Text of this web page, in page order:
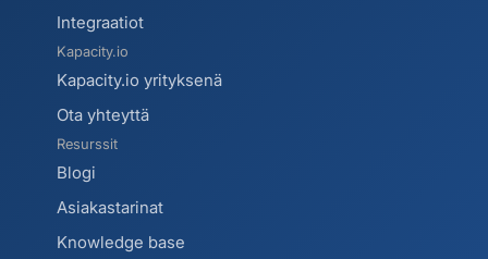
Integraatiot
Kapacity.io
Kapacity.io yrityksenä
Ota yhteyttä
Resurssit
Blogi
Asiakastarinat
Knowledge base